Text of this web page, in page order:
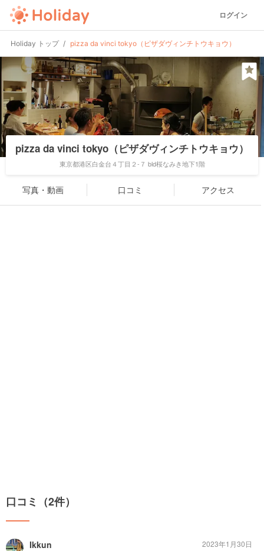
ログイン
Holiday トップ pizza da vinci tokyo（ピザダヴィンチトウキョウ）
pizza da vinci tokyo（ピザダヴィンチトウキョウ）
東京都港区白金台４丁目２-７ bld桜なみき地下1階
写真・動画 口コミ アクセス
口コミ（2件）
Ikkun
2023年1月30日